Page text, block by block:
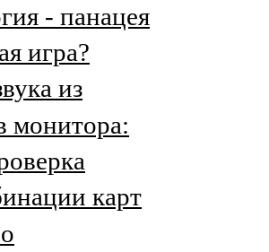
- панацея
игра?
из
монитора:
карт